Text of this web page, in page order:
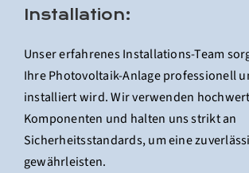
Installation:
Unser erfahrenes Installations-Team
Ihre Photovoltaik-Anlage professionell
installiert wird. Wir verwenden
Komponenten und halten uns strikt an
Sicherheitsstandards, um eine
gewährleisten.